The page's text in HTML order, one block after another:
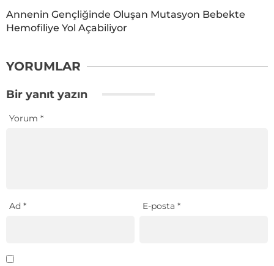
Annenin Gençliğinde Oluşan Mutasyon Bebekte
Hemofiliye Yol Açabiliyor
YORUMLAR
Bir yanıt yazın
Yorum *
Ad * E-posta*